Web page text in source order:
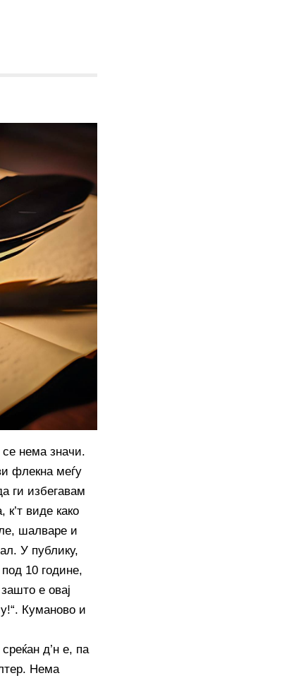
нема значи.
флекна меѓу
ги избегавам
виде како
шалваре и
У публику,
10 године,
е овај
Куманово и
д’н е, па
Нема